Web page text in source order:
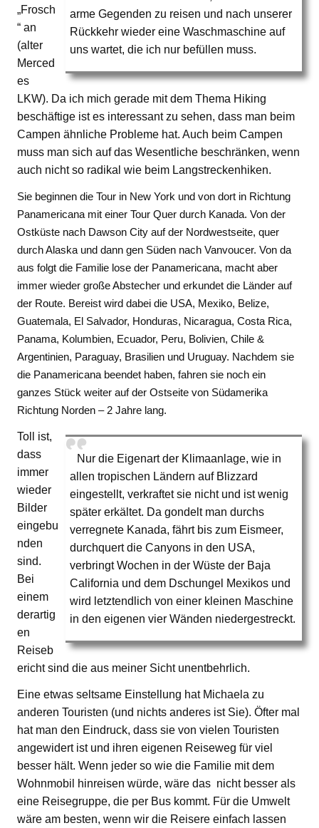
arme Gegenden zu reisen und nach unserer
Rückkehr wieder eine Waschmaschine auf
uns wartet, die ich nur befüllen muss.
„Frosch
“ an
(alter
Merced
es
LKW). Da ich mich gerade mit dem Thema Hiking
beschäftige ist es interessant zu sehen, dass man beim
Campen ähnliche Probleme hat. Auch beim Campen
muss man sich auf das Wesentliche beschränken, wenn
auch nicht so radikal wie beim Langstreckenhiken.
Sie beginnen die Tour in New York und von dort in Richtung
Panamericana mit einer Tour Quer durch Kanada. Von der
Ostküste nach Dawson City auf der Nordwestseite, quer
durch Alaska und dann gen Süden nach Vanvoucer. Von da
aus folgt die Familie lose der Panamericana, macht aber
immer wieder große Abstecher und erkundet die Länder auf
der Route. Bereist wird dabei die USA, Mexiko, Belize,
Guatemala, El Salvador, Honduras, Nicaragua, Costa Rica,
Panama, Kolumbien, Ecuador, Peru, Bolivien, Chile &
Argentinien, Paraguay, Brasilien und Uruguay. Nachdem sie
die Panamericana beendet haben, fahren sie noch ein
ganzes Stück weiter auf der Ostseite von Südamerika
Richtung Norden – 2 Jahre lang.
Nur die Eigenart der Klimaanlage, wie in
allen tropischen Ländern auf Blizzard
eingestellt, verkraftet sie nicht und ist wenig
später erkältet. Da gondelt man durchs
verregnete Kanada, fährt bis zum Eismeer,
durchquert die Canyons in den USA,
verbringt Wochen in der Wüste der Baja
California und dem Dschungel Mexikos und
wird letztendlich von einer kleinen Maschine
in den eigenen vier Wänden niedergestreckt.
Toll ist,
dass
immer
wieder
Bilder
eingebu
nden
sind.
Bei
einem
derartig
en
Reiseb
ericht sind die aus meiner Sicht unentbehrlich.
Eine etwas seltsame Einstellung hat Michaela zu
anderen Touristen (und nichts anderes ist Sie). Öfter mal
hat man den Eindruck, dass sie von vielen Touristen
angewidert ist und ihren eigenen Reiseweg für viel
besser hält. Wenn jeder so wie die Familie mit dem
Wohnmobil hinreisen würde, wäre das nicht besser als
eine Reisegruppe, die per Bus kommt. Für die Umwelt
wäre am besten, wenn wir die Reisere einfach lassen